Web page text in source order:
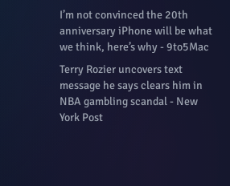
I’m not convinced the 20th
anniversary iPhone will be what
we think, here’s why - 9to5Mac
Terry Rozier uncovers text
message he says clears him in
NBA gambling scandal - New
York Post